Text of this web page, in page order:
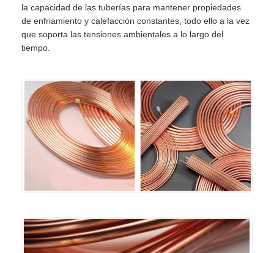
la capacidad de las tuberías para mantener propiedades
de enfriamiento y calefacción constantes, todo ello a la vez
que soporta las tensiones ambientales a lo largo del
tiempo.